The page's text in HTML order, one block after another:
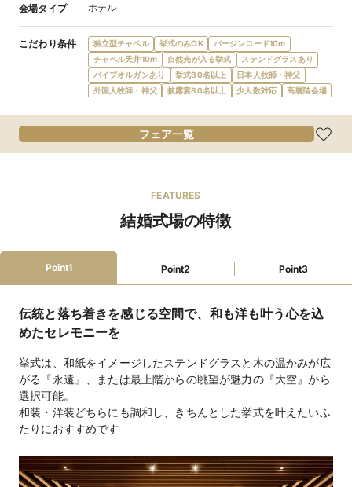
会場タイプ ホテル
こだわり条件 独立型チャペル 挙式のみOK
バージンロード10m
チャペル天井10m
自然光が入る挙式
ステンドグラスあり
パイプオルガンあり
挙式80名以上
日本人牧師・神父
外国人牧師・神父
披露宴80名以上 少人数対応
高層階会場
和洋折衷 食物アレルギー対応
オリジナルメニュー
オーダーケーキ
デザートビュッフェ
宿泊施設提携
バリアフリー対応
新郎新婦衣装充実
親族ゲスト衣装レンタル
親族着付あり
デザイナーズ
和装が充実 歴史的建造物
3時間以上利用可
二次会可
フリードリンク
ピアノ
照明設備 携帯の電波が入る
プチギフト
引き出物手配
カラオケ手配
ゲーム各種手配(ビンゴ)
ファミリーウェ
ディング
子ども用衣装
子ども用おもちゃ
離乳食持込可
アレルギー対応
挙式スタイル
教会式275,000円（チャペル）、人前式275,000円
（チャペル）
フェア一覧
FEATURES
結婚式場の特徴
Point1 Point2 Point3
伝統と落ち着きを感じる空間で、和も洋も叶う心を込
めたセレモニーを
挙式は、和紙をイメージしたステンドグラスと木の温かみが広
がる『永遠』、または最上階からの眺望が魅力の『大空』から
選択可能。
和装・洋装どちらにも調和し、きちんとした挙式を叶えたいふ
たりにおすすめです